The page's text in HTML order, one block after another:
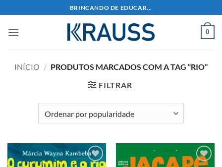
to
content
BRINCANDO DE EDUCAR...
0
INÍCIO / PRODUTOS MARCADOS COM A TAG “RIO”
FILTRAR